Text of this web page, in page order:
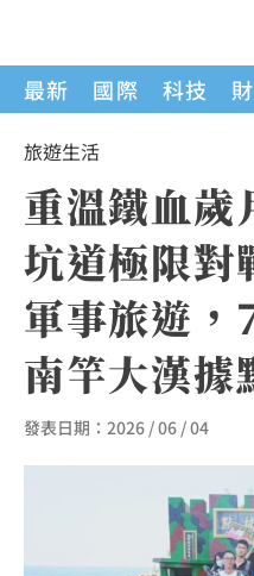
最新 國際 科技
旅遊生活
重溫鐵血歲
坑道極限對
軍事旅遊
南竿大漢據
發表日期： 2026 / 06 / 04